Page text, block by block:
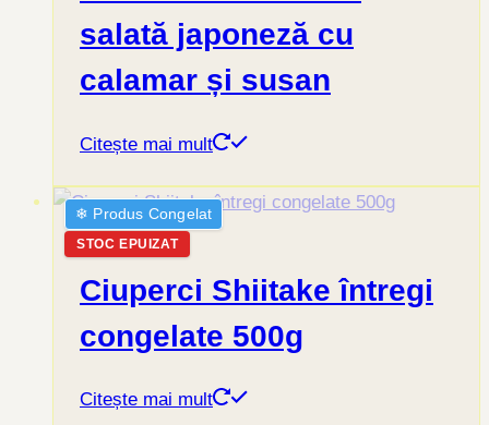
salată japoneză cu
calamar și susan
Citește mai mult
❄︎ Produs Congelat
STOC EPUIZAT
Ciuperci Shiitake întregi
congelate 500g
Citește mai mult